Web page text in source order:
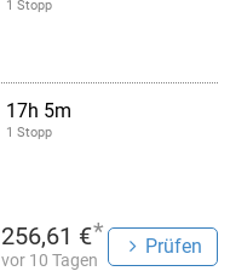
1 Stopp
17h 5m
1 Stopp
256,61 €*
vor 10 Tagen
Prüfen